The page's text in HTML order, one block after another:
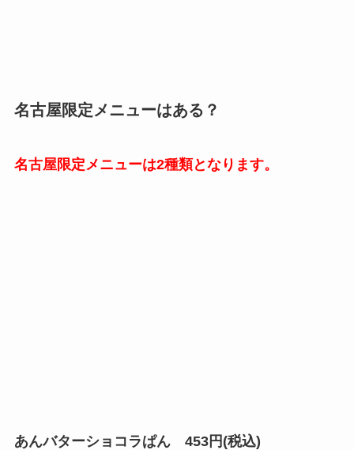
名古屋限定メニューはある？
名古屋限定メニューは2種類となります。
あんバターショコラぱん 453円(税込)